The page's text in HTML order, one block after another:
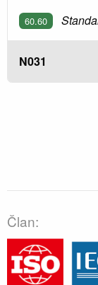
60.60
N031
Član: